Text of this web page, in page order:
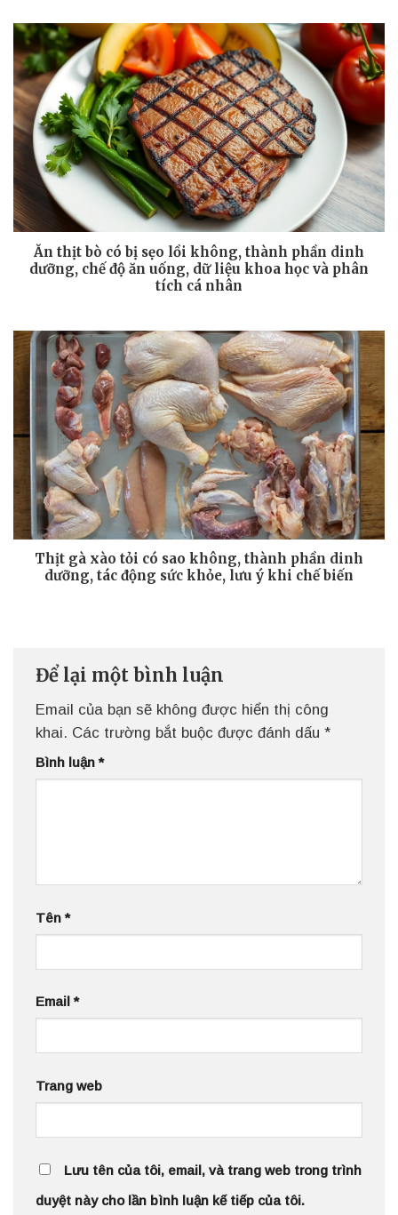
Ăn thịt bò có bị sẹo lồi không, thành phần dinh
dưỡng, chế độ ăn uống, dữ liệu khoa học và phân
tích cá nhân
Thịt gà xào tỏi có sao không, thành phần dinh
dưỡng, tác động sức khỏe, lưu ý khi chế biến
Để lại một bình luận
Email của bạn sẽ không được hiển thị công
khai. Các trường bắt buộc được đánh dấu *
Bình luận*
Tên*
Email*
Trang web
Lưu tên của tôi, email, và trang web trong trình
duyệt này cho lần bình luận kế tiếp của tôi.